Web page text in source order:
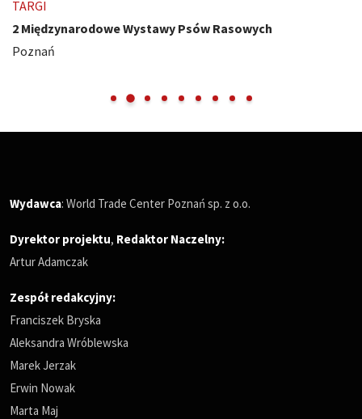
TARGI
2 Międzynarodowe Wystawy Psów Rasowych
Poznań
Wydawca: World Trade Center Poznań sp. z o.o.
Dyrektor projektu, Redaktor Naczelny:
Artur Adamczak
Zespół redakcyjny:
Franciszek Bryska
Aleksandra Wróblewska
Marek Jerzak
Erwin Nowak
Marta Maj